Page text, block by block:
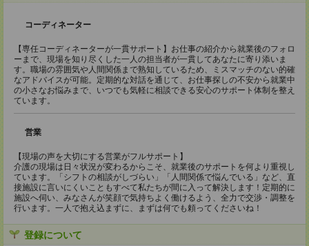
コーディネーター
【専任コーディネーターが一貫サポート】お仕事の紹介から就業後のフォロ
ーまで、現場を知り尽くした一人の担当者が一貫してあなたに寄り添いま
す。職場の雰囲気や人間関係まで熟知しているため、ミスマッチのない的確
なアドバイスが可能。定期的な対話を通じて、お仕事探しの不安から就業中
の小さなお悩みまで、いつでも気軽に相談できる安心のサポート体制を整え
ています。
営業
【現場の声を大切にする営業がフルサポート】
介護の現場は日々状況が変わるからこそ、就業後のサポートを何より重視し
ています。「シフトの相談がしづらい」「人間関係で悩んでいる」など、直
接施設に言いにくいこともすべて私たちが間に入って解決します！定期的に
施設へ伺い、みなさんが笑顔で気持ちよく働けるよう、全力で交渉・調整を
行います。一人で抱え込まずに、まずは何でも頼ってくださいね！
登録について